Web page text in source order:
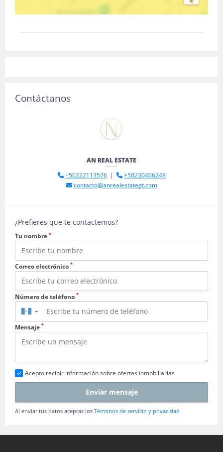
Contáctanos
AN REAL ESTATE
+50222113576|
+50230406248
contacto@anrealestategt.com
¿Prefieres que te contactemos?
Tu nombre *
Correo electrónico *
Número de teléfono *
▼
Mensaje *
Acepto recibir información sobre ofertas inmobiliarias
Enviar mensaje
Al enviar tus datos aceptas los Términos de servicio y privacidad